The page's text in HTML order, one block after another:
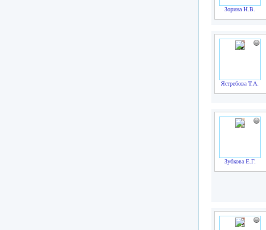
Зорина Н.В.
Ястребова Т.А.
Зубкова Е.Г.